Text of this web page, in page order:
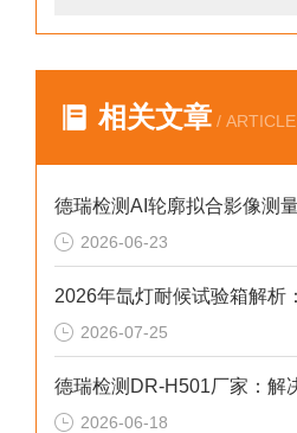
相关文章 / ARTICLE
2026-06-23
2026-07-25
2026-06-18